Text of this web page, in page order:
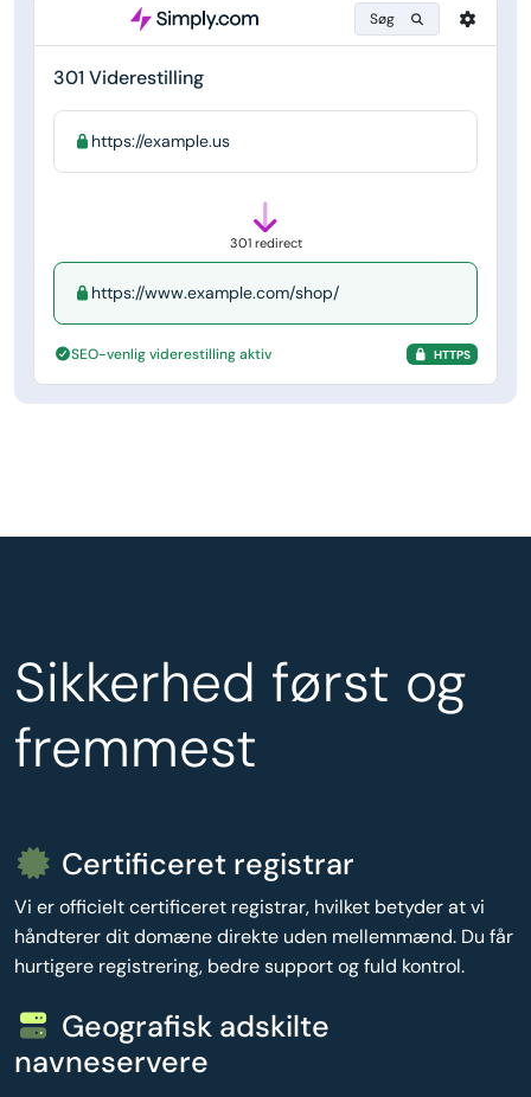
Søg
301 Viderestilling
https://example.us
301 redirect
https://www.example.com/shop/
SEO-venlig viderestilling aktiv HTTPS
Sikkerhed først og
fremmest
Certificeret registrar
Vi er officielt certificeret registrar, hvilket betyder at vi
håndterer dit domæne direkte uden mellemmænd. Du får
hurtigere registrering, bedre support og fuld kontrol.
Geografisk adskilte
navneservere